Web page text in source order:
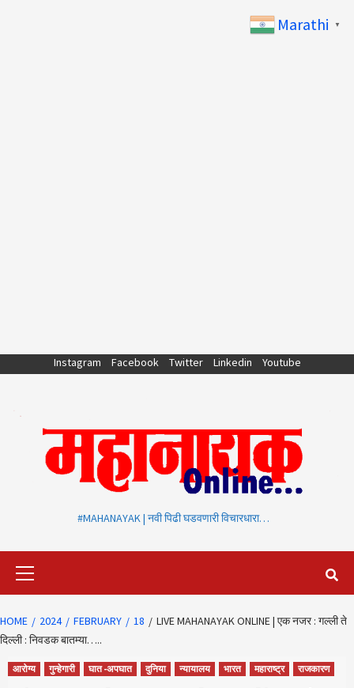
Instagram Facebook Twitter Linkedin Youtube
#MAHANAYAK | नवी पिढी घडवणारी विचारधारा…
HOME 2024 FEBRUARY 18
LIVE MAHANAYAK ONLINE | एक नजर : गल्ली ते
दिल्ली : निवडक बातम्या…..
आरोग्य गुन्हेगारी घात -अपघात दुनिया न्यायालय भारत महाराष्ट्र राजकारण
Marathi ▼